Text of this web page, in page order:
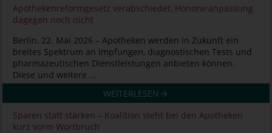
Apothekenreformgesetz verabschiedet, Honoraranpassung
dagegen noch nicht
Berlin, 22. Mai 2026 – Apotheken werden in Zukunft ein
breites Spektrum an Impfungen, diagnostischen Tests und
pharmazeutischen Dienstleistungen anbieten können.
Diese und weitere ...
WEITERLESEN
Sparen statt stärken – Koalition steht bei den Apotheken
kurz vorm Wortbruch